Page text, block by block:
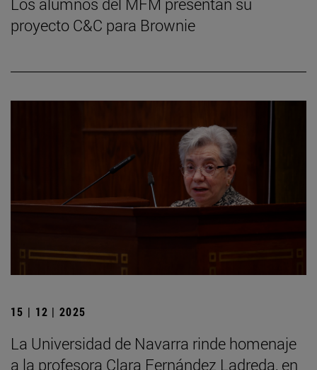
proyecto C&C para Brownie
15 | 12 | 2025
La Universidad de Navarra rinde homenaje
a la profesora Clara Fernández Ladreda, en